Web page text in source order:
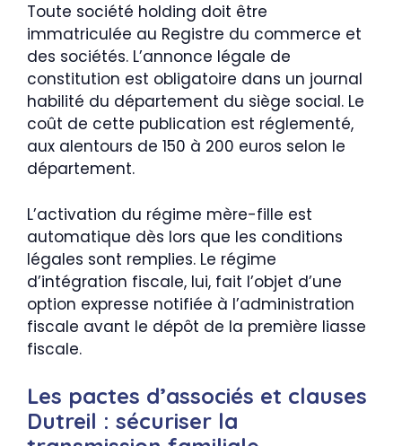
Toute société holding doit être
immatriculée au Registre du commerce et
des sociétés. L’annonce légale de
constitution est obligatoire dans un journal
habilité du département du siège social. Le
coût de cette publication est réglementé,
aux alentours de 150 à 200 euros selon le
département.
L’activation du régime mère-fille est
automatique dès lors que les conditions
légales sont remplies. Le régime
d’intégration fiscale, lui, fait l’objet d’une
option expresse notifiée à l’administration
fiscale avant le dépôt de la première liasse
fiscale.
Les pactes d’associés et clauses
Dutreil : sécuriser la